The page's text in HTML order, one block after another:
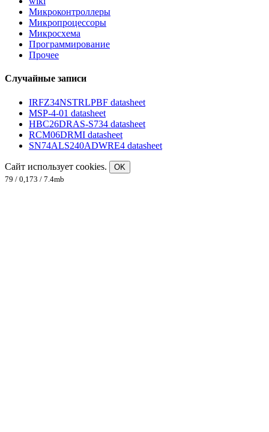
Микроконтроллеры
Микропроцессоры
Микросхема
Программирование
Прочее
Случайные записи
IRFZ34NSTRLPBF datasheet
MSP-4-01 datasheet
HBC26DRAS-S734 datasheet
RCM06DRMI datasheet
SN74ALS240ADWRE4 datasheet
Сайт использует cookies.
OK
79 / 0,173 / 7.4mb